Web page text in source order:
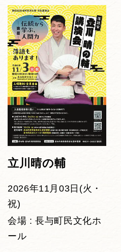
立川晴の輔
2026年11月03日(火・
祝)
会場 : 長与町民文化ホ
ール